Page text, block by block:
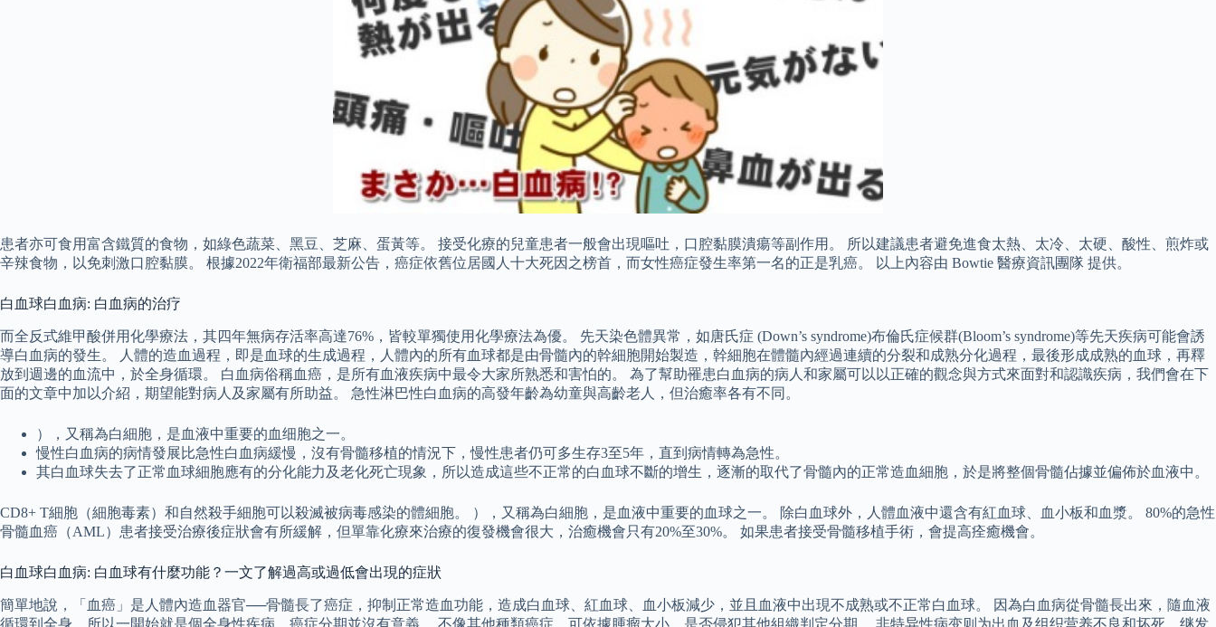
患者亦可食用富含鐵質的食物，如綠色蔬菜、黑豆、芝麻、蛋黃等。 接受化療的兒童患者一般會出現嘔吐，口腔黏膜潰瘍等副作用。 所以建議患者避免進食太熱、太冷、太硬、酸性、煎炸或
辛辣食物，以免刺激口腔黏膜。 根據2022年衛福部最新公告，癌症依舊位居國人十大死因之榜首，而女性癌症發生率第一名的正是乳癌。 以上內容由 Bowtie 醫療資訊團隊 提供。
白血球白血病: 白血病的治疗
而全反式維甲酸併用化學療法，其四年無病存活率高達76%，皆較單獨使用化學療法為優。 先天染色體異常，如唐氏症 (Down’s syndrome)布倫氏症候群(Bloom’s syndrome)等先天疾病可能會誘
導白血病的發生。 人體的造血過程，即是血球的生成過程，人體內的所有血球都是由骨髓內的幹細胞開始製造，幹細胞在體髓內經過連續的分裂和成熟分化過程，最後形成成熟的血球，再釋
放到週邊的血流中，於全身循環。 白血病俗稱血癌，是所有血液疾病中最令大家所熟悉和害怕的。 為了幫助罹患白血病的病人和家屬可以以正確的觀念與方式來面對和認識疾病，我們會在下
面的文章中加以介紹，期望能對病人及家屬有所助益。 急性淋巴性白血病的高發年齡為幼童與高齡老人，但治癒率各有不同。
），又稱為白細胞，是血液中重要的血细胞之一。
慢性白血病的病情發展比急性白血病緩慢，沒有骨髓移植的情況下，慢性患者仍可多生存3至5年，直到病情轉為急性。
其白血球失去了正常血球細胞應有的分化能力及老化死亡現象，所以造成這些不正常的白血球不斷的增生，逐漸的取代了骨髓內的正常造血細胞，於是將整個骨髓佔據並偏佈於血液中。
CD8+ T細胞（細胞毒素）和自然殺手細胞可以殺滅被病毒感染的體細胞。 ），又稱為白細胞，是血液中重要的血球之一。 除白血球外，人體血液中還含有紅血球、血小板和血漿。 80%的急性
骨髓血癌（AML）患者接受治療後症狀會有所緩解，但單靠化療來治療的復發機會很大，治癒機會只有20%至30%。 如果患者接受骨髓移植手術，會提高痊癒機會。
白血球白血病: 白血球有什麼功能？一文了解過高或過低會出現的症狀
簡單地說，「血癌」是人體內造血器官──骨髓長了癌症，抑制正常造血功能，造成白血球、紅血球、血小板減少，並且血液中出現不成熟或不正常白血球。 因為白血病從骨髓長出來，隨血液
循環到全身，所以一開始就是個全身性疾病，癌症分期並沒有意義。 不像其他種類癌症，可依據腫瘤大小、是否侵犯其他組織判定分期。 非特异性病变则为出血及组织营养不良和坏死、继发